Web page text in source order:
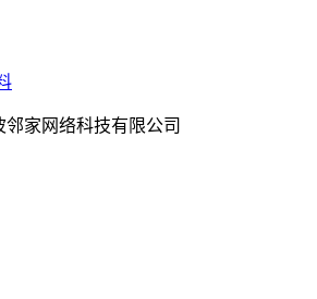
邻家网络科技有限公司